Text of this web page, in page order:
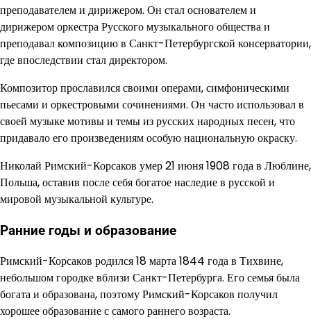
преподавателем и дирижером. Он стал основателем и
дирижером оркестра Русского музыкального общества и
преподавал композицию в Санкт-Петербургской консерватории,
где впоследствии стал директором.
Композитор прославился своими операми, симфоническими
пьесами и оркестровыми сочинениями. Он часто использовал в
своей музыке мотивы и темы из русских народных песен, что
придавало его произведениям особую национальную окраску.
Николай Римский-Корсаков умер 21 июня 1908 года в Люблине,
Польша, оставив после себя богатое наследие в русской и
мировой музыкальной культуре.
Ранние годы и образование
Римский-Корсаков родился 18 марта 1844 года в Тихвине,
небольшом городке вблизи Санкт-Петербурга. Его семья была
богата и образована, поэтому Римский-Корсаков получил
хорошее образование с самого раннего возраста.